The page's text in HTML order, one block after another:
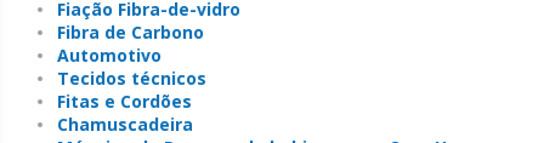
Fiação Fibra-de-vidro
Fibra de Carbono
Automotivo
Tecidos técnicos
Fitas e Cordões
Chamuscadeira